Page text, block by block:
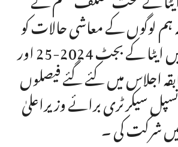
ہم لوگوں کے معاشی حالات کو
مدنظر رکھتے ہوئے ایٹا ٹیسٹ کی فیس میں کوئی اضافہ نہیں کر رہے ۔ اجلاس میں ایٹا کے بجٹ 2024-25 اور
اجلاس میں کئے گئے فیصلوں
سیکرٹری برائے وزیراعلیٰ
میں شرکت کی ۔